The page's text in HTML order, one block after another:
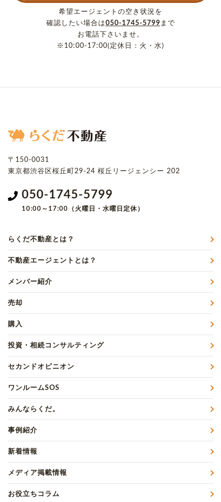
希望エージェントの空き状況を
確認したい場合は050-1745-5799 まで
お電話下さいませ。
※10:00-17:00(定休日：火・水)
〒150-0031
東京都渋谷区桜丘町29-24 桜丘リージェンシー 202
050-1745-5799
10:00～17:00（火曜日・水曜日定休）
らくだ不動産とは？
不動産エージェントとは？
メンバー紹介
売却
購入
投資・相続コンサルティング
セカンドオピニオン
ワンルームSOS
みんならくだ。
事例紹介
新着情報
メディア掲載情報
お役立ちコラム